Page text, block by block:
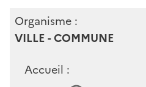
Organisme :
VILLE - COMMUNE
Accueil :